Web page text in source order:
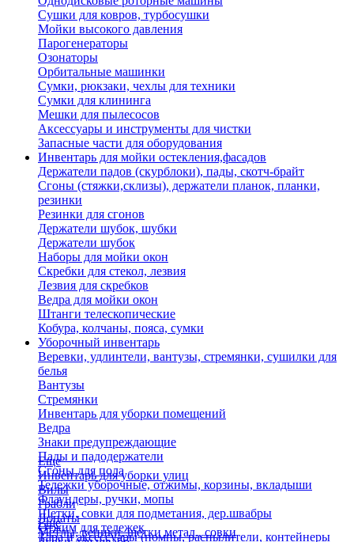
Сушки для ковров, турбосушки
Мойки высокого давления
Парогенераторы
Озонаторы
Орбитальные машинки
Сумки, рюкзаки, чехлы для техники
Сумки для клининга
Мешки для пылесосов
Аксессуары и инструменты для чистки
Запасные части для оборудования
Инвентарь для мойки остекления,фасадов
Держатели падов (скурблоки), пады, скотч-брайт
Сгоны (стяжки,склизы), держатели планок, планки,
резинки
Резинки для сгонов
Держатели шубок, шубки
Держатели шубок
Наборы для мойки окон
Скребки для стекол, лезвия
Лезвия для скребков
Ведра для мойки окон
Штанги телескопические
Кобура, колчаны, пояса, сумки
Уборочный инвентарь
Веревки, удлинтели, вантузы, стремянки, сушилки для
белья
Вантузы
Стремянки
Инвентарь для уборки помещений
Ведра
Знаки предупреждающие
Пады и падодержатели
Сгоны для пола
Тележки уборочные, отжимы, корзины, вкладыши
Флаундеры, ручки, мопы
Щетки, совки для подметания, дер.швабры
Отжим для тележек
Еще
Инвентарь для уборки улиц
Вилы
Грабли
Лопаты
Метлы, веники, щетки метал., совки
Еще
Тара и аксессуары (помпы, распылители, контейнеры